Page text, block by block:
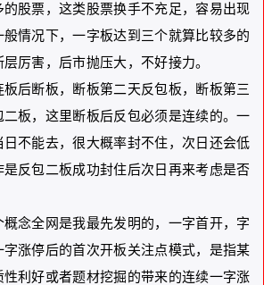
股票，这类股票换手不充足，容易出现
情况下，一字板达到三个就算比较多的
厉害，后市抛压大，不好接力。
板后断板，断板第二天反包板，断板第三
板，这里断板后反包必须是连续的。一
不能去，很大概率封不住，次日还会低
反包二板成功封住后次日再来考虑是否
概念全网是我最先发明的，一字首开，字
涨停后的首次开板关注点模式，是指某
性利好或者题材挖掘的带来的连续一字涨